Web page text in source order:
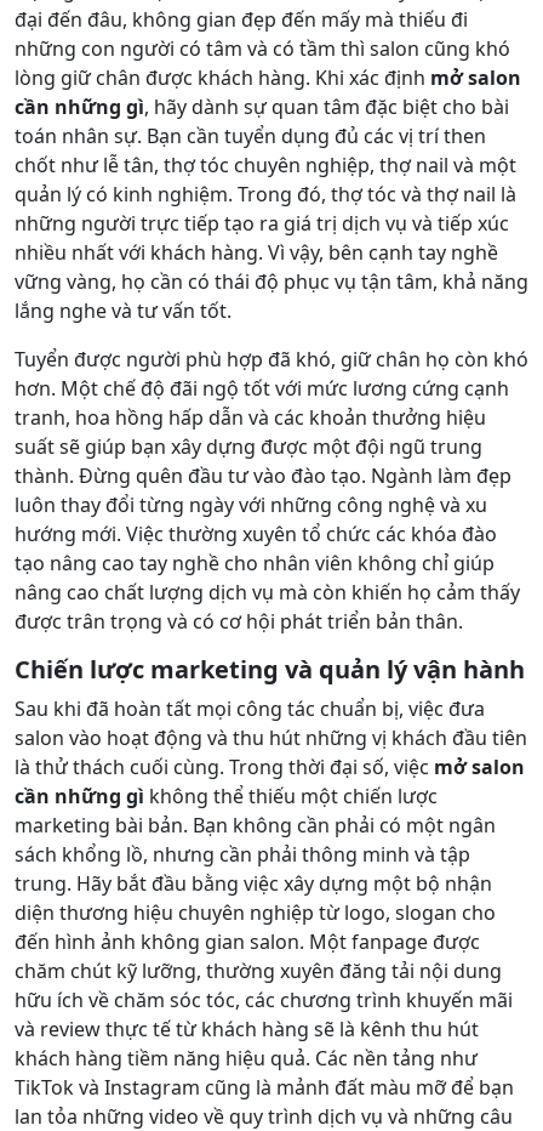
đại đến đâu, không gian đẹp đến mấy mà thiếu đi
những con người có tâm và có tầm thì salon cũng khó
lòng giữ chân được khách hàng. Khi xác định mở salon
cần những gì, hãy dành sự quan tâm đặc biệt cho bài
toán nhân sự. Bạn cần tuyển dụng đủ các vị trí then
chốt như lễ tân, thợ tóc chuyên nghiệp, thợ nail và một
quản lý có kinh nghiệm. Trong đó, thợ tóc và thợ nail là
những người trực tiếp tạo ra giá trị dịch vụ và tiếp xúc
nhiều nhất với khách hàng. Vì vậy, bên cạnh tay nghề
vững vàng, họ cần có thái độ phục vụ tận tâm, khả năng
lắng nghe và tư vấn tốt.
Tuyển được người phù hợp đã khó, giữ chân họ còn khó
hơn. Một chế độ đãi ngộ tốt với mức lương cứng cạnh
tranh, hoa hồng hấp dẫn và các khoản thưởng hiệu
suất sẽ giúp bạn xây dựng được một đội ngũ trung
thành. Đừng quên đầu tư vào đào tạo. Ngành làm đẹp
luôn thay đổi từng ngày với những công nghệ và xu
hướng mới. Việc thường xuyên tổ chức các khóa đào
tạo nâng cao tay nghề cho nhân viên không chỉ giúp
nâng cao chất lượng dịch vụ mà còn khiến họ cảm thấy
được trân trọng và có cơ hội phát triển bản thân.
Chiến lược marketing và quản lý vận hành
Sau khi đã hoàn tất mọi công tác chuẩn bị, việc đưa
salon vào hoạt động và thu hút những vị khách đầu tiên
là thử thách cuối cùng. Trong thời đại số, việc mở salon
cần những gì không thể thiếu một chiến lược
marketing bài bản. Bạn không cần phải có một ngân
sách khổng lồ, nhưng cần phải thông minh và tập
trung. Hãy bắt đầu bằng việc xây dựng một bộ nhận
diện thương hiệu chuyên nghiệp từ logo, slogan cho
đến hình ảnh không gian salon. Một fanpage được
chăm chút kỹ lưỡng, thường xuyên đăng tải nội dung
hữu ích về chăm sóc tóc, các chương trình khuyến mãi
và review thực tế từ khách hàng sẽ là kênh thu hút
khách hàng tiềm năng hiệu quả. Các nền tảng như
TikTok và Instagram cũng là mảnh đất màu mỡ để bạn
lan tỏa những video về quy trình dịch vụ và những câu